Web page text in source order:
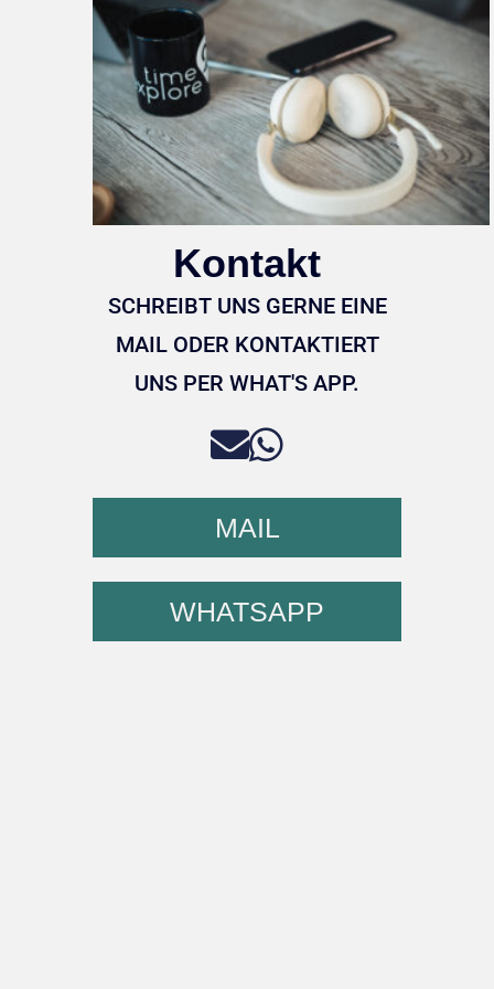
Kontakt
SCHREIBT UNS GERNE EINE
MAIL ODER KONTAKTIERT
UNS PER WHAT'S APP.
MAIL
WHATSAPP